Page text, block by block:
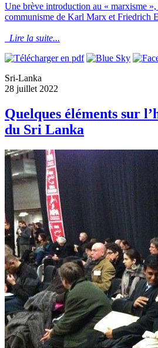
Une brève introduction au « marxisme
communisme de Karl Marx et Friedrich
Lire la suite...
Sri-Lanka
28 juillet 2022
Quelques éléments sur
du Sri Lanka